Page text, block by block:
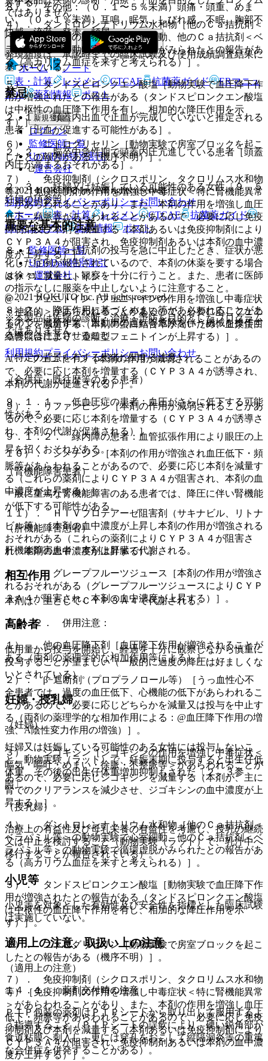
昇する）］。
４）． ダントロレンナトリウム水和物［他のＣａ拮抗剤＜
ベラパミル等＞の動物実験で心室細動、他のＣａ拮抗剤＜ベ
ラパミル等＞の動物実験で循環虚脱がみられたとの報告があ
る（高カリウム血症を来すと考えられる）］。
５）． タンドスピロンクエン酸塩［動物実験で血圧降下作
用が増強されたとの報告がある（タンドスピロンクエン酸塩
は中枢性の血圧降下作用を有し、相加的な降圧作用を示
す）］。
６）． ニトログリセリン［動物実験で房室ブロックを起こ
したとの報告がある（機序不明）］。
７）． 免疫抑制剤（シクロスポリン、タクロリムス水和物
等）［免疫抑制剤の作用を増強し中毒症状＜特に腎機能異常
＞があらわれることがあり、また、本剤の作用を増強し血圧
低下・頻脈等があらわれることがあるので、必要に応じ免疫
抑制剤及び本剤を減量する（本剤あるいは免疫抑制剤により
ＣＹＰ３Ａ４が阻害され、免疫抑制剤あるいは本剤の血中濃
度が上昇する）］。
８）． フェニトイン：
@． フェニトイン［フェニトインの作用を増強し中毒症状
＜神経的＞があらわれることがあるので、必要に応じフェニ
トインを減量する（本剤の蛋白結合率が高いため、血漿蛋白
結合競合により、遊離型フェニトインが上昇する）］。
A． フェニトイン［本剤の作用が減弱されることがあるの
で、必要に応じ本剤を増量する（ＣＹＰ３Ａ４が誘導され、
本剤の代謝が促進される）］。
９）． リファンピシン［本剤の作用が減弱されることがあ
るので、必要に応じ本剤を増量する（ＣＹＰ３Ａ４が誘導さ
れ、本剤の代謝が促進される）］。
１０）． シメチジン［本剤の作用が増強され血圧低下・頻
脈等があらわれることがあるので、必要に応じ本剤を減量す
る（これらの薬剤によりＣＹＰ３Ａ４が阻害され、本剤の血
中濃度が上昇する）］。
１１）． ＨＩＶプロテアーゼ阻害剤（サキナビル、リトナ
ビル等）［本剤の血中濃度が上昇し本剤の作用が増強される
おそれがある（これらの薬剤によりＣＹＰ３Ａ４が阻害さ
れ、本剤の血中濃度が上昇する）］。
１２）． グレープフルーツジュース［本剤の作用が増強さ
れるおそれがある（グレープフルーツジュースによりＣＹＰ
３Ａ４が阻害され、本剤の血中濃度が上昇する）］。
高齢者
低用量から投与を開始し、経過を十分に観察しながら慎重に
投与することが望ましい（一般的に過度の降圧は好ましくな
いとされている）。
妊婦・授乳婦
（妊婦）
妊婦又は妊娠している可能性のある女性には投与しないこ
と。動物実験（ラット）で、妊娠末期に投与すると出生仔低
体重、その後の出生仔体重増加抑制もされた〔２．３参
照〕。
（授乳婦）
治療上の有益性及び母乳栄養の有益性を考慮し、授乳の継続
又は中止を検討すること（動物実験（ラット）で、乳汁中へ
移行することが報告されている）。
小児等
小児等を対象とした有効性及び安全性を指標とした臨床試験
は実施していない。
適用上の注意、取扱い上の注意
（適用上の注意）
１４．１． 薬剤交付時の注意
ＰＴＰ包装の薬剤はＰＴＰシートから取り出して服用するよ
う指導すること（ＰＴＰシートの誤飲により、硬い鋭角部が
食道粘膜へ刺入し、更には穿孔をおこして縦隔洞炎等の重篤
な合併症を併発することがある）。
８）． その他：（０．１〜５％未満）頭痛・頭重、めま
い、（０．１％未満）耳鳴、眠気、しびれ感、不眠、胸部不
快感、流涎、発赤、頻尿。
発現頻度は、承認時までの臨床試験及び使用成績調査結果に
基づいている。
禁忌
２．１． 頭蓋内出血で止血が完成していないと推定される
患者［出血が促進する可能性がある］。
２．２． 脳卒中急性期で頭蓋内圧亢進している患者［頭蓋
内圧が高まるおそれがある］。
２．３． 妊婦又は妊娠している可能性のある女性〔９．５
妊婦の項参照〕。
重要な基本的注意
８．１． Ｃａ拮抗剤の投与を急に中止したとき、症状が悪
化した症例が報告されているので、本剤の休薬を要する場合
は徐々に減量し、観察を十分に行うこと。また、患者に医師
の指示なしに服薬を中止しないように注意すること。
８．２． 降圧作用に基づくめまい等があらわれることがあ
るので、高所作業、自動車の運転等危険を伴う機械を操作す
る際には注意させること。
（特定の背景を有する患者に関する注意）
（合併症・既往歴等のある患者）
９．１．１． 低血圧症の患者：血圧がさらに低下する可能
性がある。
９．１．２． 緑内障の患者：血管拡張作用により眼圧の上
昇を招くおそれがある。
（腎機能障害患者）
一般に重篤な腎機能障害のある患者では、降圧に伴い腎機能
が低下する可能性がある。
（肝機能障害患者）
肝機能障害患者：本剤は肝臓で代謝される。
相互作用
本剤は、主としてＣＹＰ３Ａ４で代謝される。
１０．２． 併用注意：
１）． 他の血圧降下剤［血圧降下作用が増強されることが
ある（両剤の薬理学的な相加作用等による）］。
２）． β−遮断剤（プロプラノロール等）［うっ血性心不
全患者では、過度の血圧低下、心機能の低下があらわれるこ
とがあるので、必要に応じどちらかを減量又は投与を中止す
る（両剤の薬理学的な相加作用による：@血圧降下作用の増
強、A陰性変力作用の増強）］。
３）． ジゴキシン［ジゴキシンの作用を増強し中毒症状＜
嘔気・嘔吐・めまい・徐脈・不整脈等＞があらわれることが
あるので、必要に応じジゴキシンを減量する（本剤が、主に
腎でのクリアランスを減少させ、ジゴキシンの血中濃度が上
昇する）］。
４）． ダントロレンナトリウム水和物［他のＣａ拮抗剤＜
ベラパミル等＞の動物実験で心室細動、他のＣａ拮抗剤＜ベ
ラパミル等＞の動物実験で循環虚脱がみられたとの報告があ
る（高カリウム血症を来すと考えられる）］。
５）． タンドスピロンクエン酸塩［動物実験で血圧降下作
用が増強されたとの報告がある（タンドスピロンクエン酸塩
は中枢性の血圧降下作用を有し、相加的な降圧作用を示
す）］。
６）． ニトログリセリン［動物実験で房室ブロックを起こ
したとの報告がある（機序不明）］。
７）． 免疫抑制剤（シクロスポリン、タクロリムス水和物
等）［免疫抑制剤の作用を増強し中毒症状＜特に腎機能異常
＞があらわれることがあり、また、本剤の作用を増強し血圧
低下・頻脈等があらわれることがあるので、必要に応じ免疫
抑制剤及び本剤を減量する（本剤あるいは免疫抑制剤により
ＣＹＰ３Ａ４が阻害され、免疫抑制剤あるいは本剤の血中濃
度が上昇する）］。
ではありません。
ホーム
ノート
表・計算
レジメン CTCAE 抗菌薬ガイド
ERマニュ
アル
薬剤情報 ポスト
新規登録
ログイン
監修医師一覧
UpToDate特別割引
運営会社
© 2021 HOKUTO Inc. All rights reserved.
利用規約プライバシーポリシーお問い合わせ
ホーム
表・計算 レジメン CTCAE
抗菌薬ガイド
ERマニュアル
薬剤情報 ポスト
監修医師一覧
UpToDate特別割引
運営会社
© 2021 HOKUTO Inc. All rights reserved.
※本製品は疾病の診断・治療・予防を目的としたプログラム
ではありません。
利用規約プライバシーポリシーお問い合わせ